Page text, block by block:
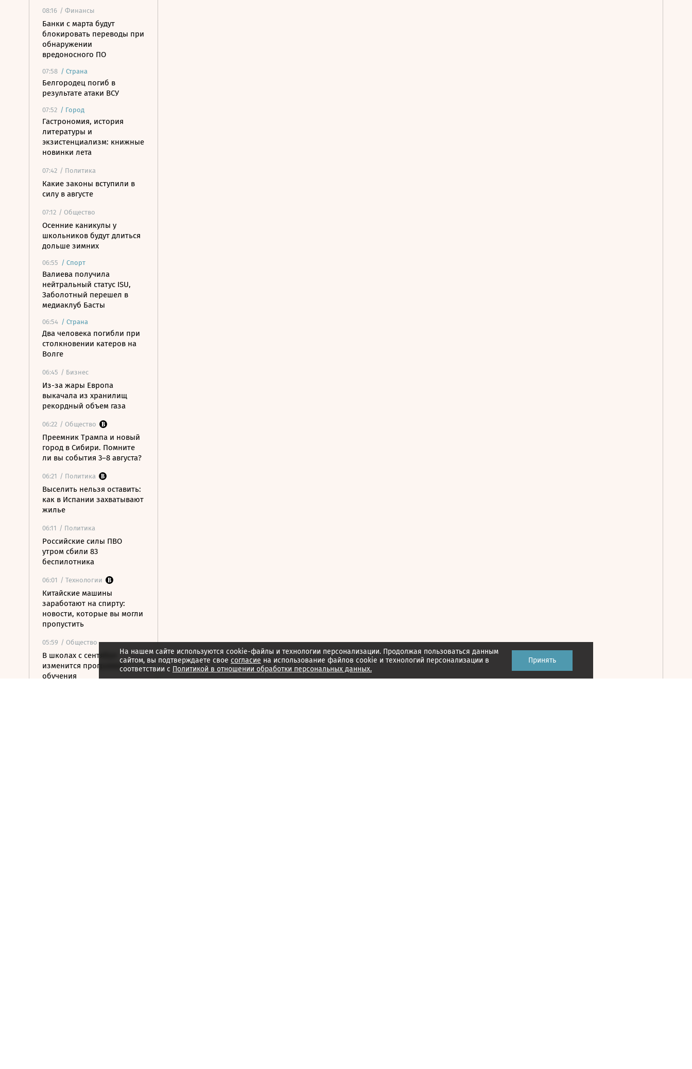
08:16 / Финансы
Банки с марта будут
блокировать переводы при
обнаружении
вредоносного ПО
07:58 / Страна
Белгородец погиб в
результате атаки ВСУ
07:52 / Город
Гастрономия, история
литературы и
экзистенциализм: книжные
новинки лета
07:42 / Политика
Какие законы вступили в
силу в августе
07:12 / Общество
Осенние каникулы у
школьников будут длиться
дольше зимних
06:55 / Спорт
Валиева получила
нейтральный статус ISU,
Заболотный перешел в
медиаклуб Басты
06:54 / Страна
Два человека погибли при
столкновении катеров на
Волге
06:45 / Бизнес
Из-за жары Европа
выкачала из хранилищ
рекордный объем газа
06:22 / Общество
Преемник Трампа и новый
город в Сибири. Помните
ли вы события 3–8 августа?
06:21 / Политика
Выселить нельзя оставить:
как в Испании захватывают
жилье
06:11 / Политика
Российские силы ПВО
утром сбили 83
беспилотника
06:01 / Технологии
Китайские машины
заработают на спирту:
новости, которые вы могли
пропустить
05:59 / Общество
В школах с сентября
изменится программа
обучения
На нашем сайте используются cookie-файлы и технологии персонализации. Продолжая пользоваться данным
сайтом, вы подтверждаете свое согласие на использование файлов cookie и технологий персонализации в
соответствии с Политикой в отношении обработки персональных данных.
Принять